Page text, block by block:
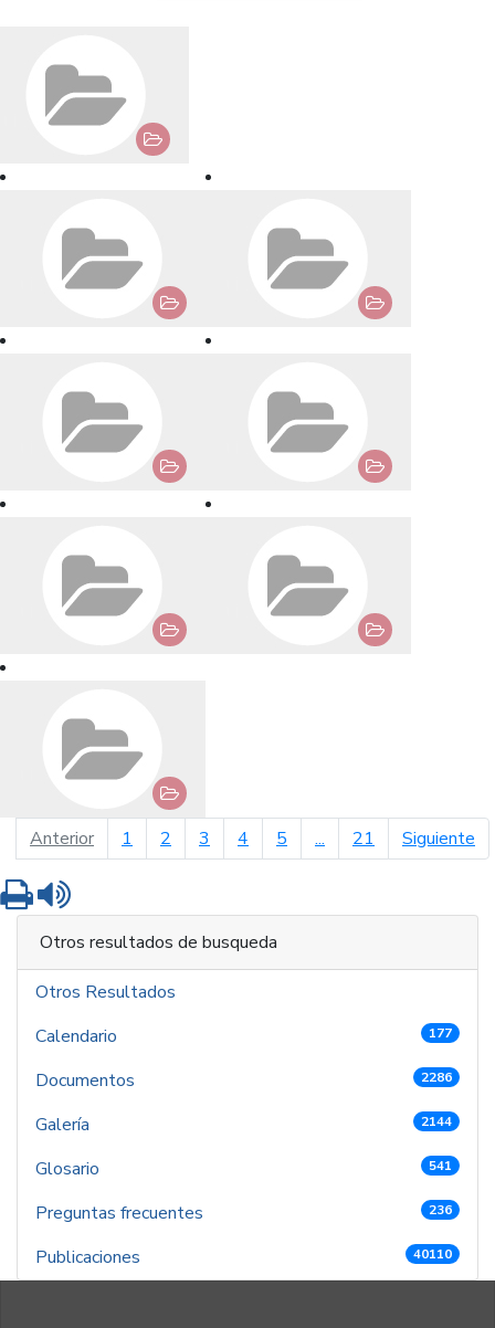
Anteriorpágina anterior
1 2 3 4 5 ... 21 Siguiente
Imprimir
Otros resultados de busqueda
Otros Resultados
Calendario
177
Documentos 2286
Galería 2144
Glosario 541
Preguntas frecuentes 236
Publicaciones 40110